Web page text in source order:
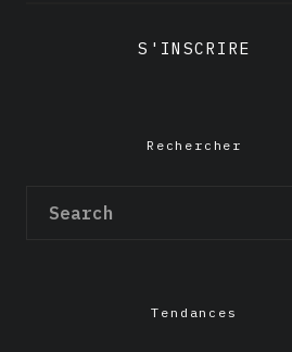
S'INSCRIRE
Rechercher
Tendances